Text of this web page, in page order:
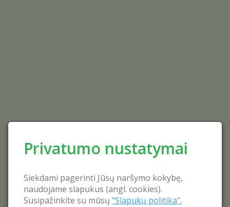
Privatumo nustatymai
Siekdami pagerinti Jūsų naršymo kokybę,
naudojame slapukus (angl. cookies).
Susipažinkite su mūsų "Slapukų politika".